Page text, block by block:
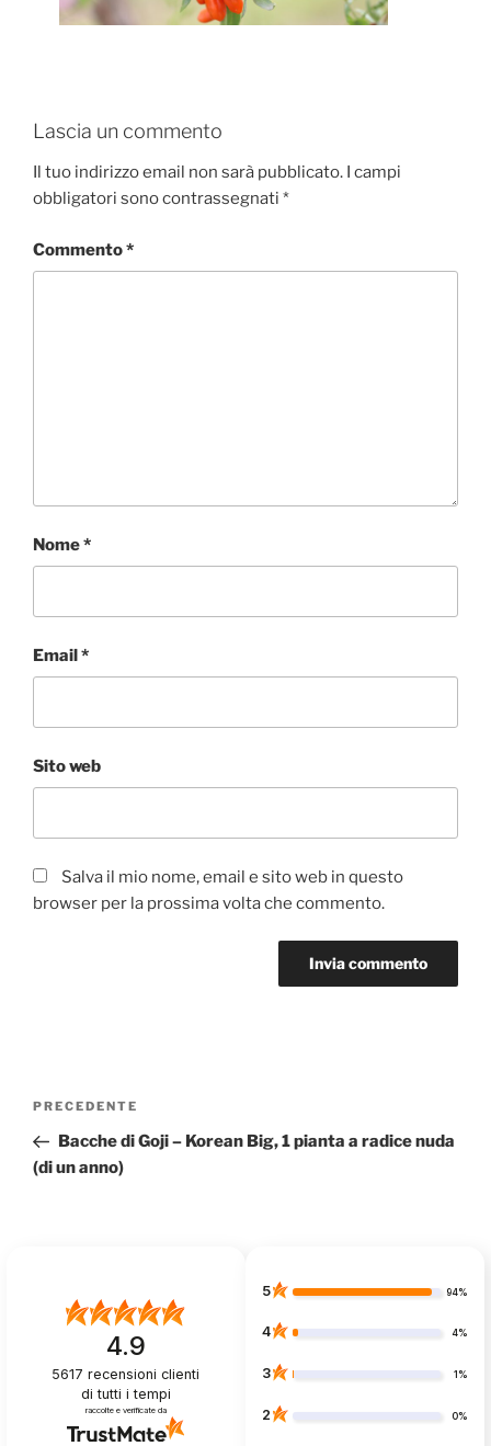
Lascia un commento
Il tuo indirizzo email non sarà pubblicato. I campi
obbligatori sono contrassegnati *
Commento*
Nome*
Email*
Sito web
Salva il mio nome, email e sito web in questo
browser per la prossima volta che commento.
Navigazione
Articolo
precedente:
PRECEDENTE
Bacche di Goji – Korean Big, 1 pianta a radice nuda
(di un anno)
4.9
5617 recensioni clienti
di tutti i tempi
raccolte e verificate da
5 94%
4 4%
3 1%
2 0%